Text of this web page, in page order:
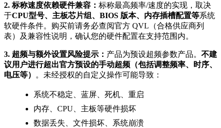
2. 标称速度依赖硬件兼容： 标称最高频率/速度的实现，取决
于CPU型号、主板芯片组、BIOS 版本、内存插槽配置等系统
软硬件条件。购买前请务必查阅官方 QVL（合格供应商列
表）及兼容性说明，确认您的硬件配置在支持范围内。
3. 超频与额外设置风险提示： 产品为预设超频参数产品。 不建
议用户进行超出官方预设的手动超频（包括调整频率、时序、
电压等）
。未经授权的自定义操作可能导致：
系统不稳定、蓝屏、死机、重启
内存、CPU、主板等硬件损坏
数据丢失、文件损坏、系统崩溃